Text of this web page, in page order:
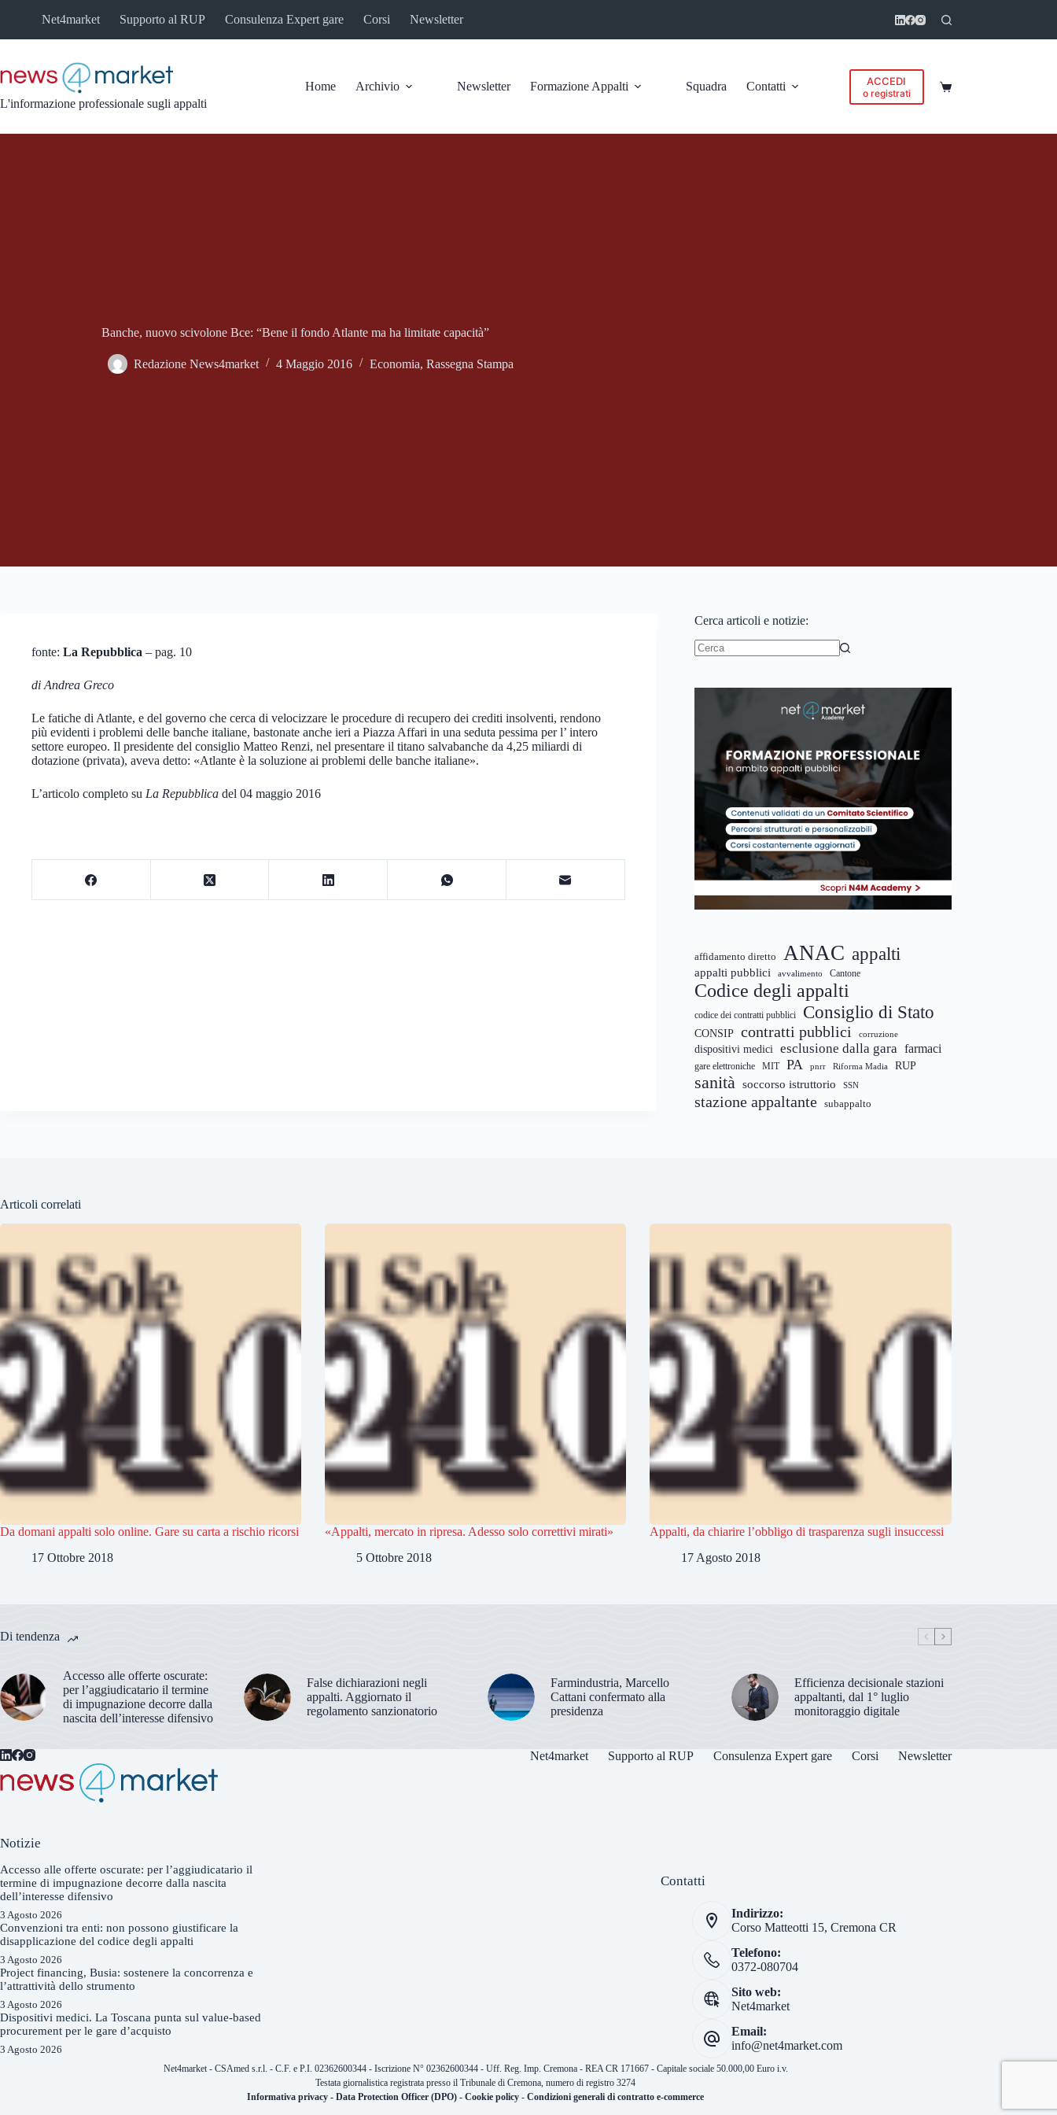
Net4market Supporto al RUP Consulenza Expert gare Corsi Newsletter
L'informazione professionale sugli appalti
Home Archivio Newsletter Formazione Appalti Squadra Contatti ACCEDI
o registrati Carrello
Banche, nuovo scivolone Bce: “Bene il fondo Atlante ma ha limitate capacità”
Redazione News4market 4 Maggio 2016 Economia, Rassegna Stampa
fonte: La Repubblica – pag. 10
di Andrea Greco
Le fatiche di Atlante, e del governo che cerca di velocizzare le procedure di recupero dei crediti insolventi, rendono
più evidenti i problemi delle banche italiane, bastonate anche ieri a Piazza Affari in una seduta pessima per l’ intero
settore europeo. Il presidente del consiglio Matteo Renzi, nel presentare il titano salvabanche da 4,25 miliardi di
dotazione (privata), aveva detto: «Atlante è la soluzione ai problemi delle banche italiane».
L’articolo completo su La Repubblica del 04 maggio 2016
Cerca articoli e notizie:
affidamento diretto ANAC appalti
appalti pubblici avvalimento Cantone
Codice degli appalti
codice dei contratti pubblici Consiglio di Stato
CONSIP contratti pubblici corruzione
dispositivi medici esclusione dalla gara farmaci
gare elettroniche MIT PA pnrr Riforma Madia RUP
sanità soccorso istruttorio SSN
stazione appaltante subappalto
Articoli correlati
Da domani appalti solo online. Gare su carta a rischio ricorsi
17 Ottobre 2018
«Appalti, mercato in ripresa. Adesso solo correttivi mirati»
5 Ottobre 2018
Appalti, da chiarire l’obbligo di trasparenza sugli insuccessi
17 Agosto 2018
Di tendenza
Accesso alle offerte oscurate:
per l’aggiudicatario il termine
di impugnazione decorre dalla
nascita dell’interesse difensivo
False dichiarazioni negli
appalti. Aggiornato il
regolamento sanzionatorio
Farmindustria, Marcello
Cattani confermato alla
presidenza
Efficienza decisionale stazioni
appaltanti, dal 1° luglio
monitoraggio digitale
Net4market Supporto al RUP Consulenza Expert gare Corsi Newsletter
Notizie
Accesso alle offerte oscurate: per l’aggiudicatario il
termine di impugnazione decorre dalla nascita
dell’interesse difensivo
3 Agosto 2026
Convenzioni tra enti: non possono giustificare la
disapplicazione del codice degli appalti
3 Agosto 2026
Project financing, Busia: sostenere la concorrenza e
l’attrattività dello strumento
3 Agosto 2026
Dispositivi medici. La Toscana punta sul value-based
procurement per le gare d’acquisto
3 Agosto 2026
Contatti
Indirizzo:
Corso Matteotti 15, Cremona CR
Telefono:
0372-080704
Sito web:
Net4market
Email:
info@net4market.com
Net4market - CSAmed s.r.l. - C.F. e P.I. 02362600344 - Iscrizione N° 02362600344 - Uff. Reg. Imp. Cremona - REA CR 171667 - Capitale sociale 50.000,00 Euro i.v.
Testata giornalistica registrata presso il Tribunale di Cremona, numero di registro 3274
Informativa privacy -Data Protection Officer (DPO) -Cookie policy -Condizioni generali di contratto e-commerce